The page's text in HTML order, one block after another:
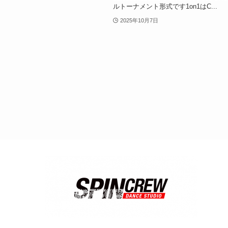
ルトーナメント形式です1on1はC...
2025年10月7日